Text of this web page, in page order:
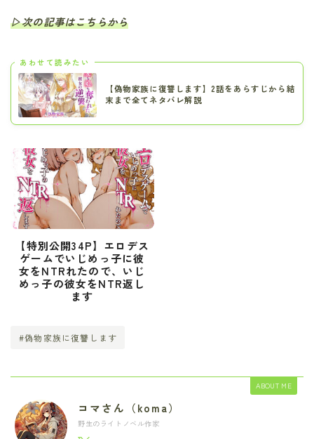
▷次の記事はこちらから
あわせて読みたい
【偽物家族に復讐します】2話をあらすじから結
末まで全てネタバレ解説
【特別公開34P】エロデス
ゲームでいじめっ子に彼
女をNTRれたので、いじ
めっ子の彼女をNTR返し
ます
#偽物家族に復讐します
ABOUT ME
コマさん（koma）
野生のライトノベル作家